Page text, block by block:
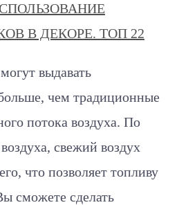
В ДЕКОРЕ. ТОП 22
выдавать
чем традиционные
потока воздуха. По
свежий воздух
что позволяет топливу
сможете сделать